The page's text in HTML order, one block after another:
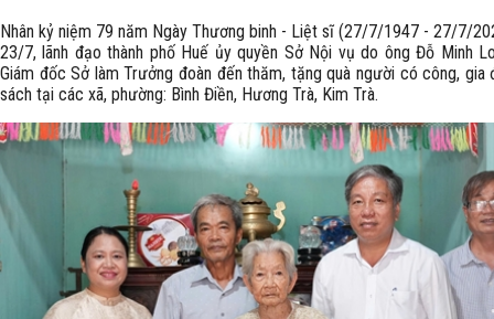
Nhân kỷ niệm 79 năm Ngày Thương binh - Liệt sĩ (27/7/1947 - 27/7/
23/7, lãnh đạo thành phố Huế ủy quyền Sở Nội vụ do ông Đỗ Minh
Giám đốc Sở làm Trưởng đoàn đến thăm, tặng quà người có công, gia
sách tại các xã, phường: Bình Điền, Hương Trà, Kim Trà.